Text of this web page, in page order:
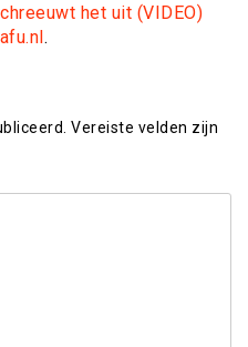
het uit (VIDEO)
.
Vereiste velden zijn